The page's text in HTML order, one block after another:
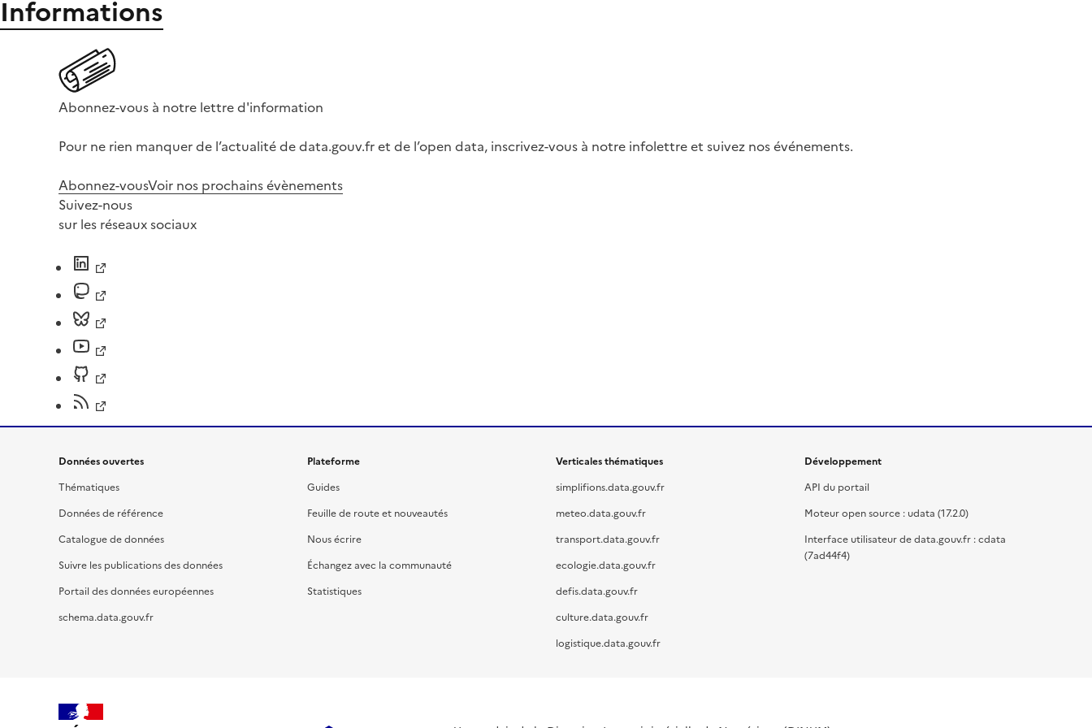
Informations
Abonnez-vous à notre lettre d'information
Pour ne rien manquer de l’actualité de data.gouv.fr et de l’open data, inscrivez-vous à notre infolettre et suivez nos événements.
Abonnez-vousVoir nos prochains évènements
Suivez-nous
sur les réseaux sociaux
Données ouvertes
Thématiques
Données de référence
Catalogue de données
Suivre les publications des données
Portail des données européennes
schema.data.gouv.fr
Plateforme
Guides
Feuille de route et nouveautés
Nous écrire
Échangez avec la communauté
Statistiques
Verticales thématiques
simplifions.data.gouv.fr
meteo.data.gouv.fr
transport.data.gouv.fr
ecologie.data.gouv.fr
defis.data.gouv.fr
culture.data.gouv.fr
logistique.data.gouv.fr
Développement
API du portail
Moteur open source : udata (17.2.0)
Interface utilisateur de data.gouv.fr : cdata
(7ad44f4)